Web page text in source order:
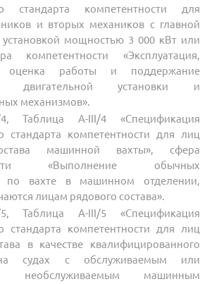
стандарта компетентности для
и вторых механиков с главной
установкой мощностью 3 000 кВт или
компетентности «Эксплуатация,
оценка работы и поддержание
двигательной установки и
механизмов».
Таблица A-III/4 «Спецификация
стандарта компетентности для лиц
машинной вахты», сфера
«Выполнение обычных
по вахте в машинном отделении,
лицам рядового состава».
Таблица A-III/5 «Спецификация
стандарта компетентности для лиц
в качестве квалифицированного
судах с обслуживаемым или
необслуживаемым машинным